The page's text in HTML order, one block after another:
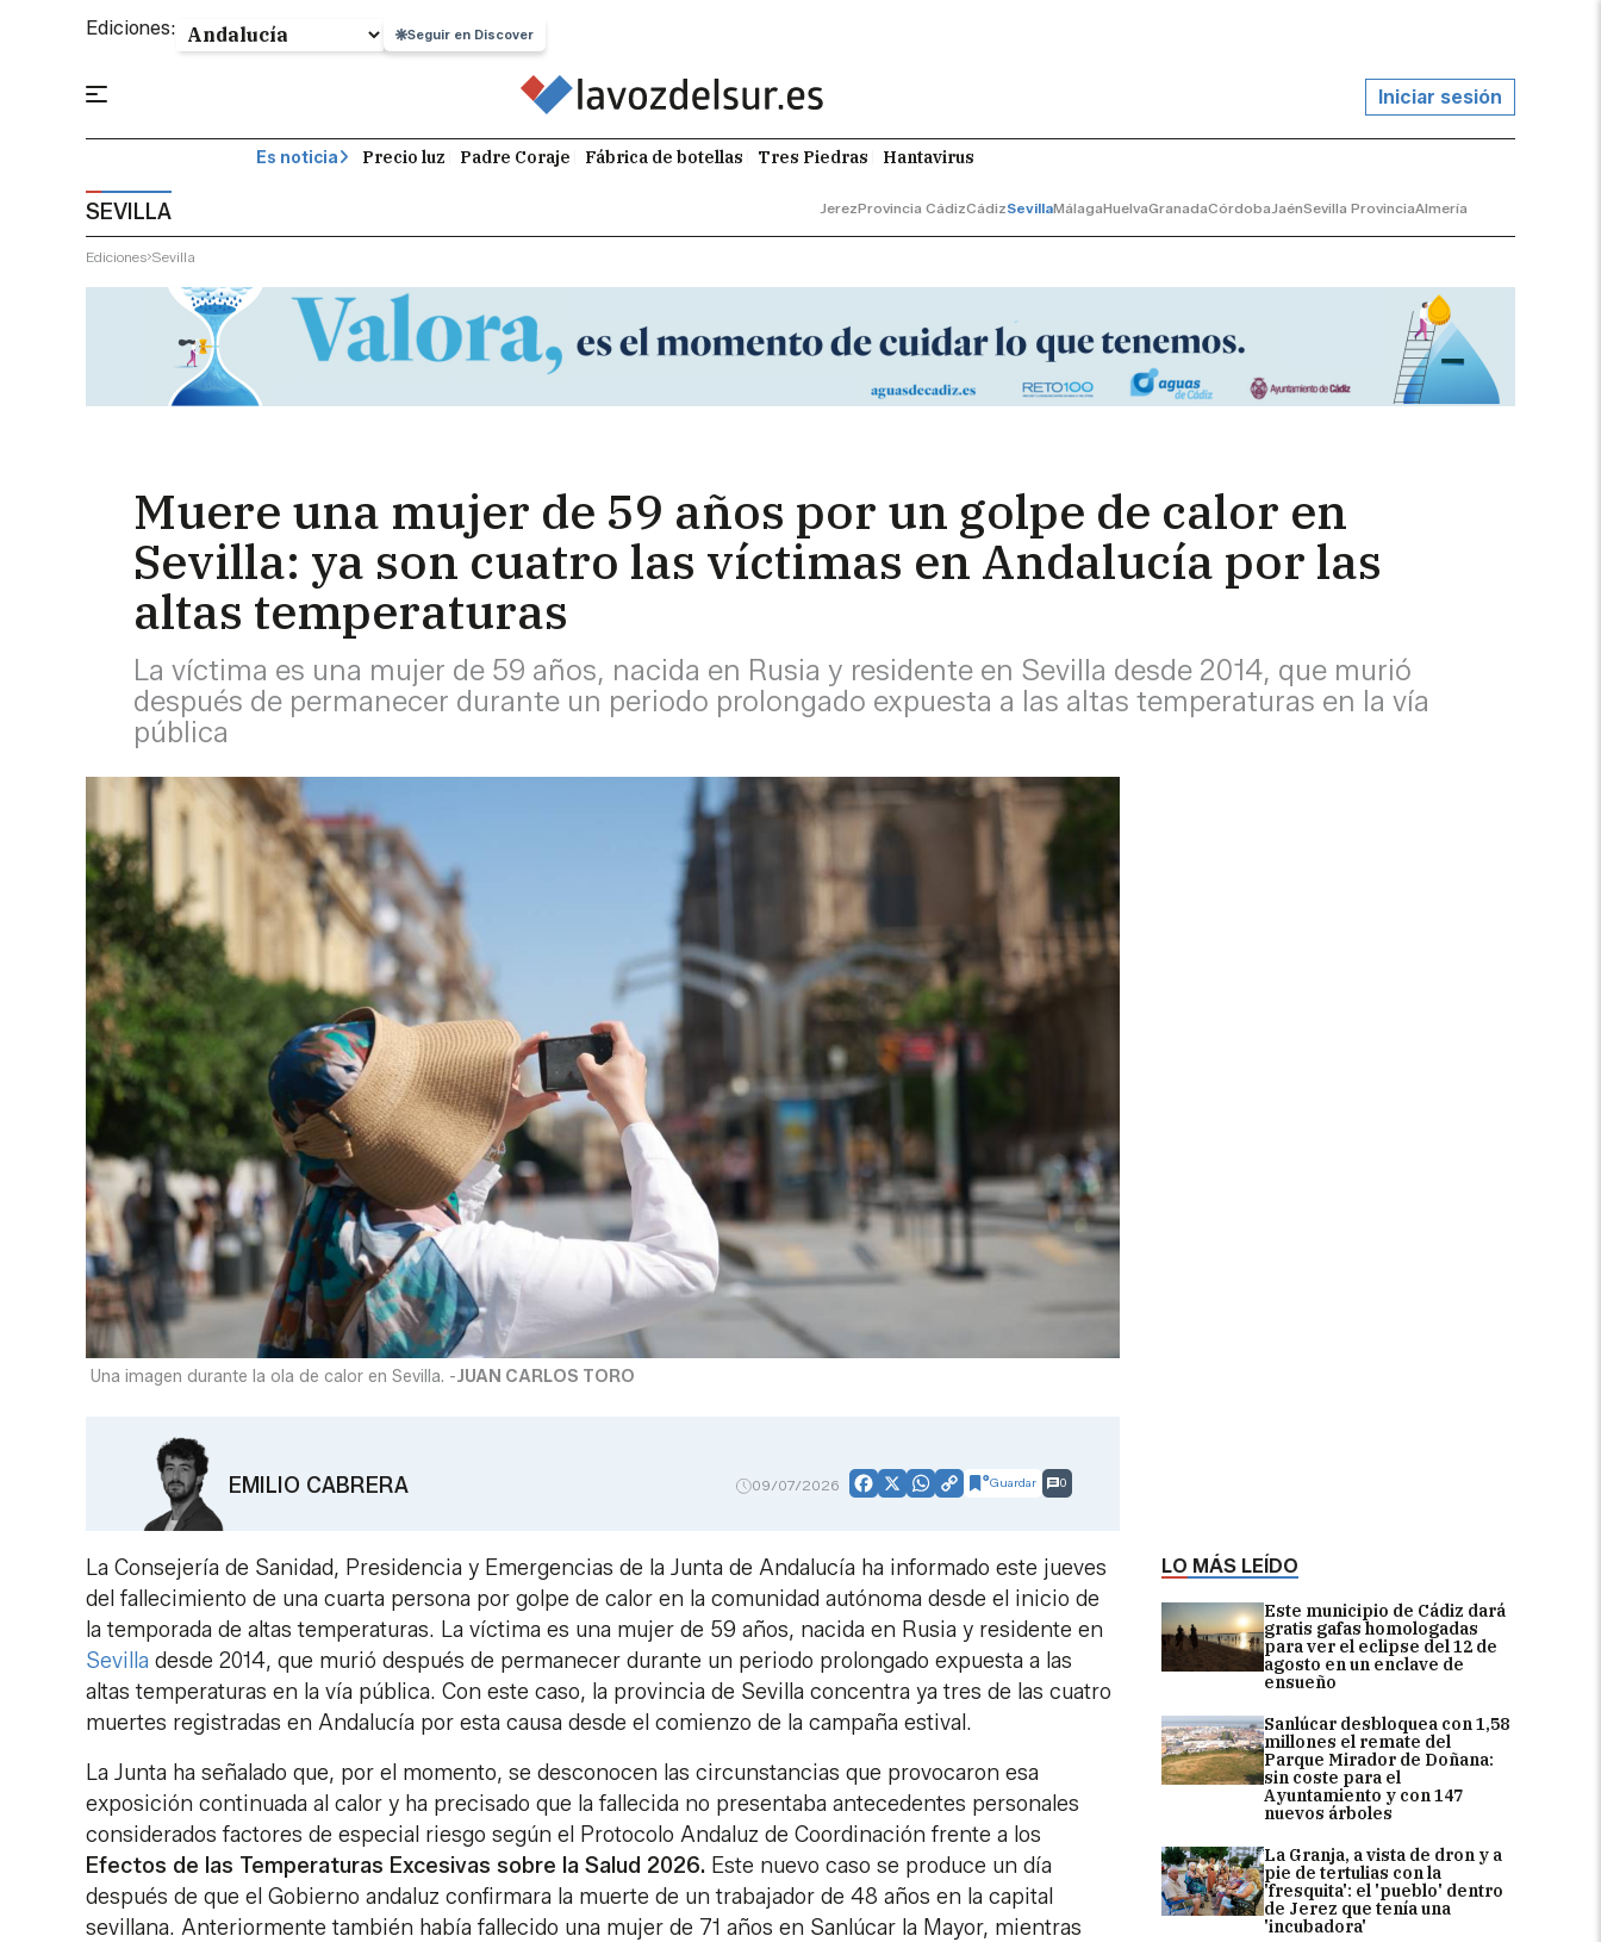
Ediciones: Seguir en Discover
Iniciar sesión
Es noticia Precio luz Padre Coraje Fábrica de botellas Tres Piedras Hantavirus
SEVILLA JerezProvincia CádizCádizSevillaMálagaHuelvaGranadaCórdobaJaénSevilla ProvinciaAlmería
Ediciones Sevilla
Muere una mujer de 59 años por un golpe de calor en
Sevilla: ya son cuatro las víctimas en Andalucía por las
altas temperaturas
La víctima es una mujer de 59 años, nacida en Rusia y residente en Sevilla desde 2014, que murió
después de permanecer durante un periodo prolongado expuesta a las altas temperaturas en la vía
pública
LO MÁS LEÍDO
Este municipio de Cádiz dará
gratis gafas homologadas
para ver el eclipse del 12 de
agosto en un enclave de
ensueño
Sanlúcar desbloquea con 1,58
millones el remate del
Parque Mirador de Doñana:
sin coste para el
Ayuntamiento y con 147
nuevos árboles
La Granja, a vista de dron y a
pie de tertulias con la
'fresquita': el 'pueblo' dentro
de Jerez que tenía una
'incubadora'
Una imagen durante la ola de calor en Sevilla. -JUAN CARLOS TORO
EMILIO CABRERA 09/07/2026 Facebook
X WhatsApp
CopyGuardar 0
La Consejería de Sanidad, Presidencia y Emergencias de la Junta de Andalucía ha informado este jueves
del fallecimiento de una cuarta persona por golpe de calor en la comunidad autónoma desde el inicio de
la temporada de altas temperaturas. La víctima es una mujer de 59 años, nacida en Rusia y residente en
Sevilla desde 2014, que murió después de permanecer durante un periodo prolongado expuesta a las
altas temperaturas en la vía pública. Con este caso, la provincia de Sevilla concentra ya tres de las cuatro
muertes registradas en Andalucía por esta causa desde el comienzo de la campaña estival.
La Junta ha señalado que, por el momento, se desconocen las circunstancias que provocaron esa
exposición continuada al calor y ha precisado que la fallecida no presentaba antecedentes personales
considerados factores de especial riesgo según el Protocolo Andaluz de Coordinación frente a los
Efectos de las Temperaturas Excesivas sobre la Salud 2026. Este nuevo caso se produce un día
después de que el Gobierno andaluz confirmara la muerte de un trabajador de 48 años en la capital
sevillana. Anteriormente también había fallecido una mujer de 71 años en Sanlúcar la Mayor, mientras